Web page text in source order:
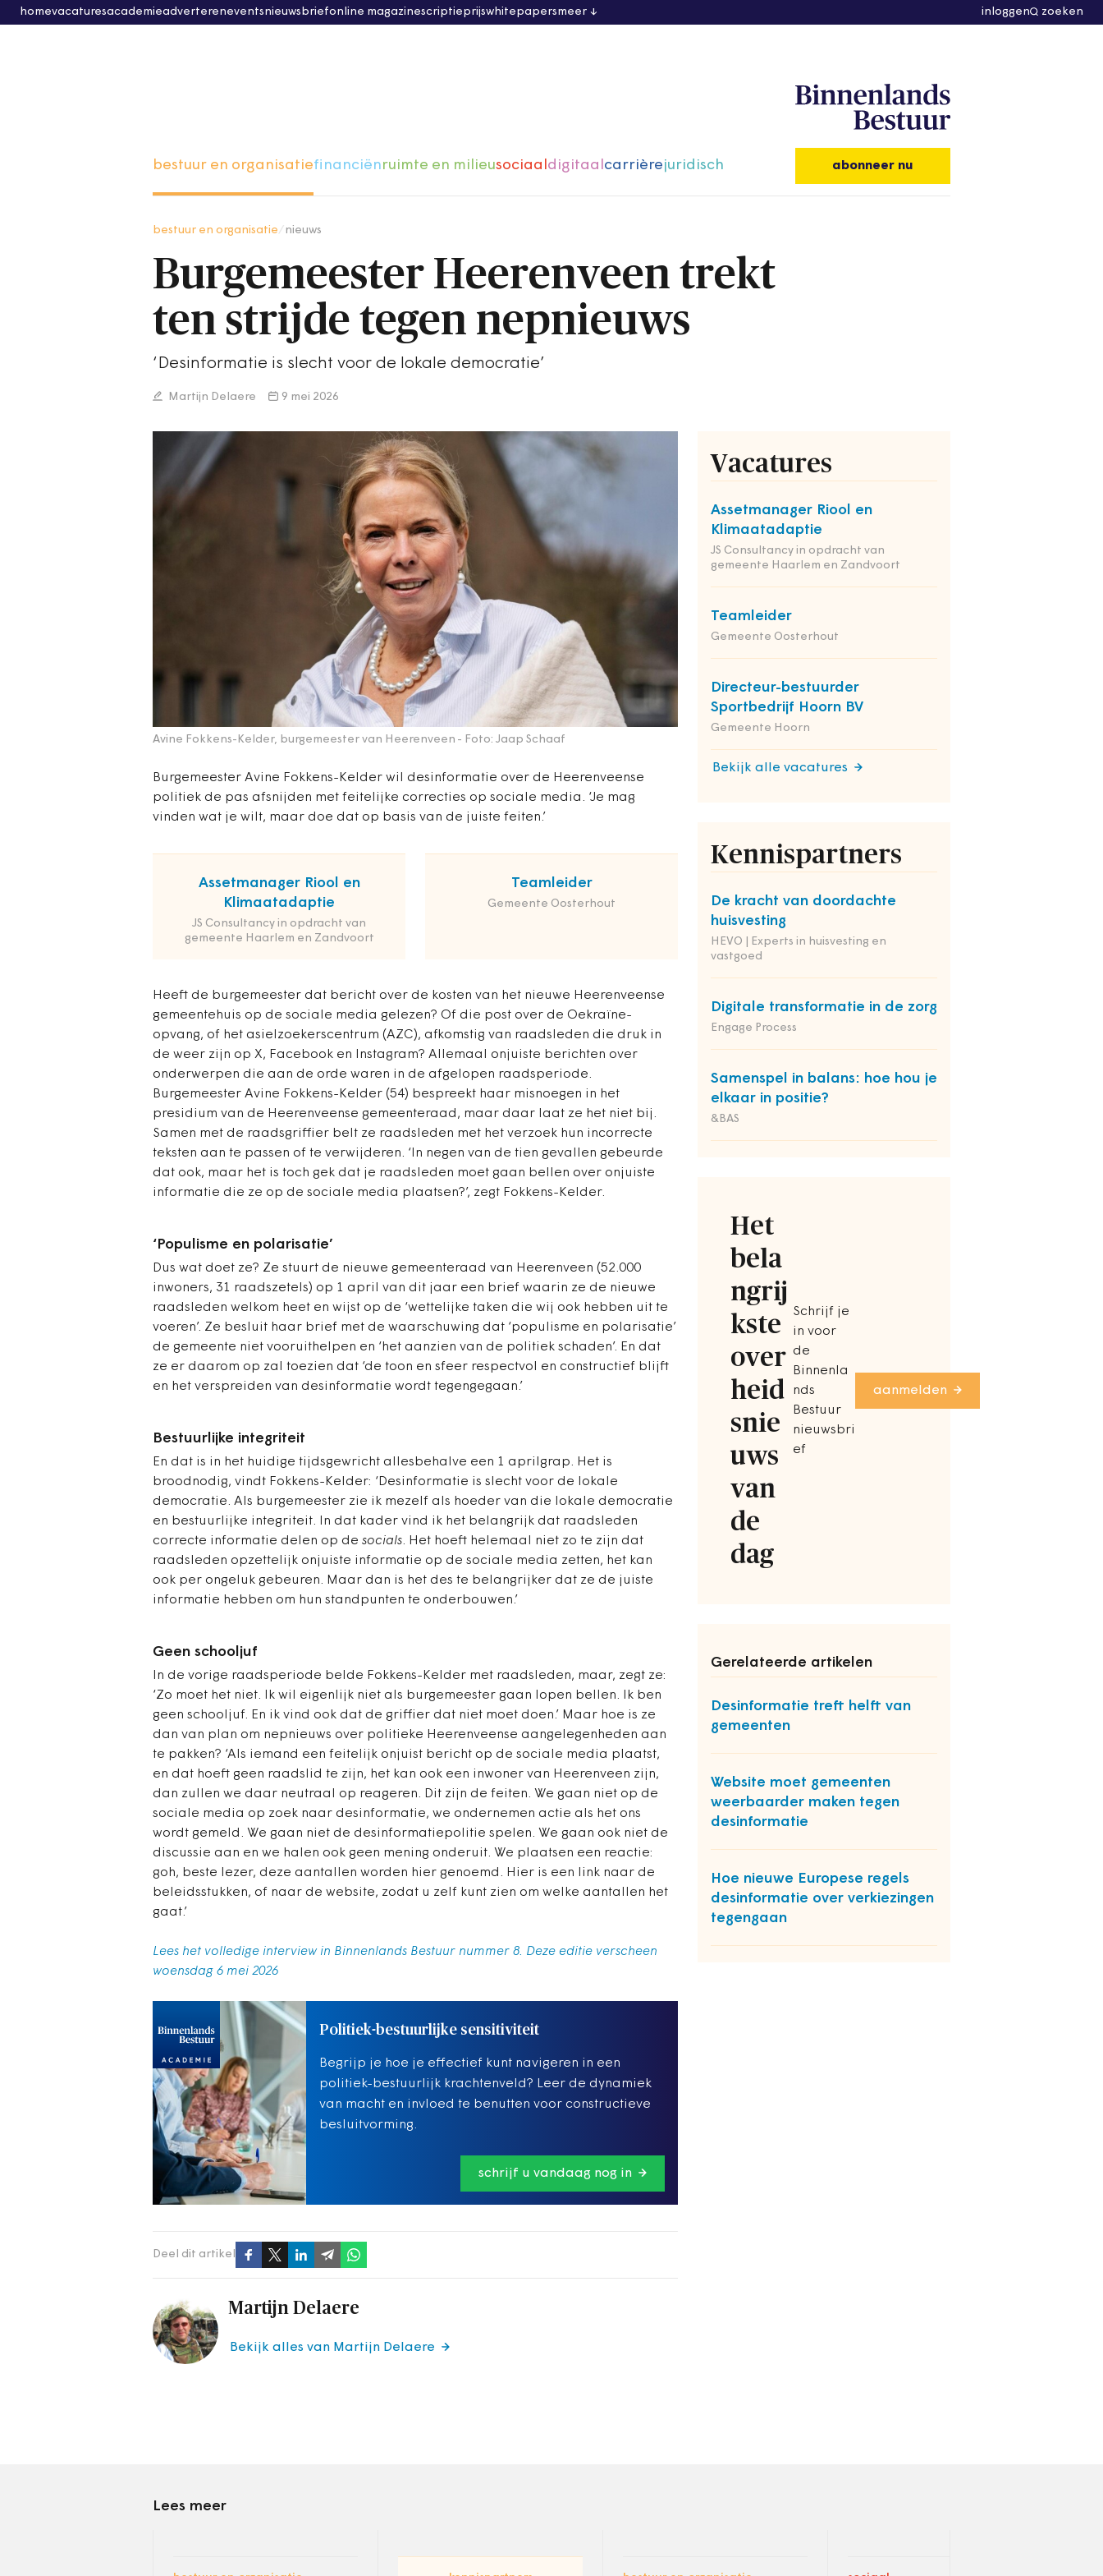
homevacaturesacademieadvertereneventsnieuwsbriefonline magazinescriptieprijswhitepapersmeer inloggen zoeken
bestuur en organisatiefinanciënruimte en milieusociaaldigitaalcarrièrejuridisch abonneer nu
bestuur en organisatie nieuws
Burgemeester Heerenveen trekt
ten strijde tegen nepnieuws
‘Desinformatie is slecht voor de lokale democratie’
Martijn Delaere 9 mei 2026
Avine Fokkens-Kelder, burgemeester van Heerenveen - Foto: Jaap Schaaf
Burgemeester Avine Fokkens-Kelder wil desinformatie over de Heerenveense
politiek de pas afsnijden met feitelijke correcties op sociale media. ‘Je mag
vinden wat je wilt, maar doe dat op basis van de juiste feiten.’
Assetmanager Riool en
Klimaatadaptie
JS Consultancy in opdracht van
gemeente Haarlem en Zandvoort
Teamleider
Gemeente Oosterhout
Heeft de burgemeester dat bericht over de kosten van het nieuwe Heerenveense
gemeentehuis op de sociale media gelezen? Of die post over de Oekraïne-
opvang, of het asielzoekerscentrum (AZC), afkomstig van raadsleden die druk in
de weer zijn op X, Facebook en Instagram? Allemaal onjuiste berichten over
onderwerpen die aan de orde waren in de afgelopen raadsperiode.
Burgemeester Avine Fokkens-Kelder (54) bespreekt haar misnoegen in het
presidium van de Heerenveense gemeenteraad, maar daar laat ze het niet bij.
Samen met de raadsgriffier belt ze raadsleden met het verzoek hun incorrecte
teksten aan te passen of te verwijderen. ‘In negen van de tien gevallen gebeurde
dat ook, maar het is toch gek dat je raadsleden moet gaan bellen over onjuiste
informatie die ze op de sociale media plaatsen?’, zegt Fokkens-Kelder.
Vacatures
Assetmanager Riool en
Klimaatadaptie
JS Consultancy in opdracht van
gemeente Haarlem en Zandvoort
Teamleider
Gemeente Oosterhout
Directeur-bestuurder
Sportbedrijf Hoorn BV
Gemeente Hoorn
Bekijk alle vacatures
Kennispartners
De kracht van doordachte
huisvesting
HEVO | Experts in huisvesting en
vastgoed
Digitale transformatie in de zorg
Engage Process
Samenspel in balans: hoe hou je
elkaar in positie?
&BAS
Het
bela
ngrij
kste
over
heid
snie
uws
van
de
dag
Schrijf je
in voor
de
Binnenla
nds
Bestuur
nieuwsbri
ef
aanmelden
Gerelateerde artikelen
Desinformatie treft helft van
gemeenten
Website moet gemeenten
weerbaarder maken tegen
desinformatie
Hoe nieuwe Europese regels
desinformatie over verkiezingen
tegengaan
‘Populisme en polarisatie’
Dus wat doet ze? Ze stuurt de nieuwe gemeenteraad van Heerenveen (52.000
inwoners, 31 raadszetels) op 1 april van dit jaar een brief waarin ze de nieuwe
raadsleden welkom heet en wijst op de ‘wettelijke taken die wij ook hebben uit te
voeren’. Ze besluit haar brief met de waarschuwing dat ‘populisme en polarisatie’
de gemeente niet vooruithelpen en ‘het aanzien van de politiek schaden’. En dat
ze er daarom op zal toezien dat ‘de toon en sfeer respectvol en constructief blijft
en het verspreiden van desinformatie wordt tegengegaan.’
Bestuurlijke integriteit
En dat is in het huidige tijdsgewricht allesbehalve een 1 aprilgrap. Het is
broodnodig, vindt Fokkens-Kelder: ‘Desinformatie is slecht voor de lokale
democratie. Als burgemeester zie ik mezelf als hoeder van die lokale democratie
en bestuurlijke integriteit. In dat kader vind ik het belangrijk dat raadsleden
correcte informatie delen op de socials. Het hoeft helemaal niet zo te zijn dat
raadsleden opzettelijk onjuiste informatie op de sociale media zetten, het kan
ook per ongeluk gebeuren. Maar dan is het des te belangrijker dat ze de juiste
informatie hebben om hun standpunten te onderbouwen.’
Geen schooljuf
In de vorige raadsperiode belde Fokkens-Kelder met raadsleden, maar, zegt ze:
‘Zo moet het niet. Ik wil eigenlijk niet als burgemeester gaan lopen bellen. Ik ben
geen schooljuf. En ik vind ook dat de griffier dat niet moet doen.’ Maar hoe is ze
dan van plan om nepnieuws over ­politieke Heerenveense aangelegenheden aan
te pakken? ‘Als iemand een feitelijk onjuist bericht op de sociale media plaatst,
en dat hoeft geen raadslid te zijn, het kan ook een inwoner van Heerenveen zijn,
dan zullen we daar neutraal op reageren. Dit zijn de feiten. We gaan niet op de
sociale media op zoek naar desinformatie, we ondernemen actie als het ons
wordt gemeld. We gaan niet de desinformatiepolitie spelen. We gaan ook niet de
discussie aan en we halen ook geen mening onderuit. We plaatsen een reactie:
goh, beste lezer, deze aantallen worden hier genoemd. Hier is een link naar de
beleidsstukken, of naar de website, zodat u zelf kunt zien om welke aantallen het
gaat.’
Lees het volledige interview in Binnenlands Bestuur nummer 8. Deze editie verscheen
woensdag 6 mei 2026
Politiek-bestuurlijke sensitiviteit
Begrijp je hoe je effectief kunt navigeren in een
politiek-bestuurlijk krachtenveld? Leer de dynamiek
van macht en invloed te benutten voor constructieve
besluitvorming.
schrijf u vandaag nog in
Deel dit artikel
Martijn Delaere
Bekijk alles van Martijn Delaere
Lees meer